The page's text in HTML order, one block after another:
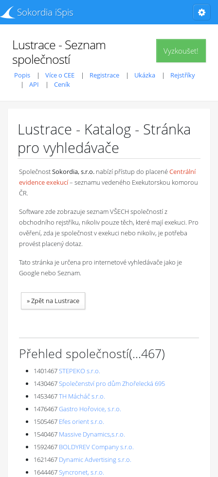
Sokordia iSpis
Vyzkoušet!
Lustrace - Seznam
společností
Popis Více o CEE Registrace Ukázka
Rejstříky
API
Ceník
Lustrace - Katalog - Stránka
pro vyhledávače
SpolečnostSokordia, s.r.o. nabízí přístup do placenéCentrální
evidence exekucí– seznamu vedeného Exekutorskou komorou
ČR.
Software zde zobrazuje seznam VŠECH společností z
obchodního rejstříku, nikoliv pouze těch, které mají exekuci. Pro
ověření, zda je společnost v exekuci nebo nikoliv, je potřeba
provést placený dotaz.
Tato stránka je určena pro internetové vyhledávače jako je
Google nebo Seznam.
»Zpět na Lustrace
Přehled společností(...467)
1401467STEPEKO s.r.o.
1430467Společenství pro dům Zhořelecká 695
1453467TH Mácháč s.r.o.
1476467Gastro Hořovice, s.r.o.
1505467 Efes orient s.r.o.
1540467 Massive Dynamics,s.r.o.
1592467 BOLDYREV Company s.r.o.
1621467 Dynamic Advertising s.r.o.
1644467Syncronet, s.r.o.